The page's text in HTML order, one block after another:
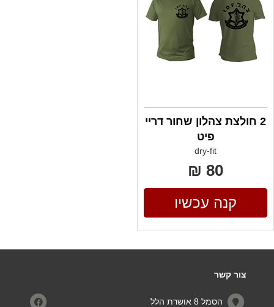
2 חולצת צהלון שחור דריי
פיט
dry-fit
80 ₪
קנה עכשיו
צור קשר
הסמל 8 אושרת הלל